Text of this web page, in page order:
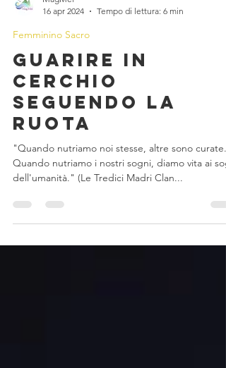
MagMel
Femminino Sacro
Guarire in
cerchio
seguendo la
Ruota
"Quando nutriamo noi stesse, altre sono curate.
dell'umanità." (Le Tredici Madri Clan...